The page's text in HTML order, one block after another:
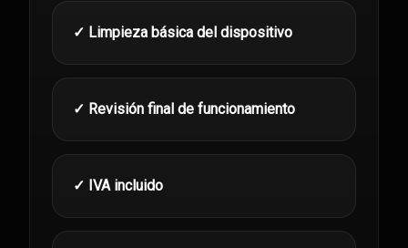
✓ Limpieza básica del dispositivo
✓ Revisión final de funcionamiento
✓ IVA incluido